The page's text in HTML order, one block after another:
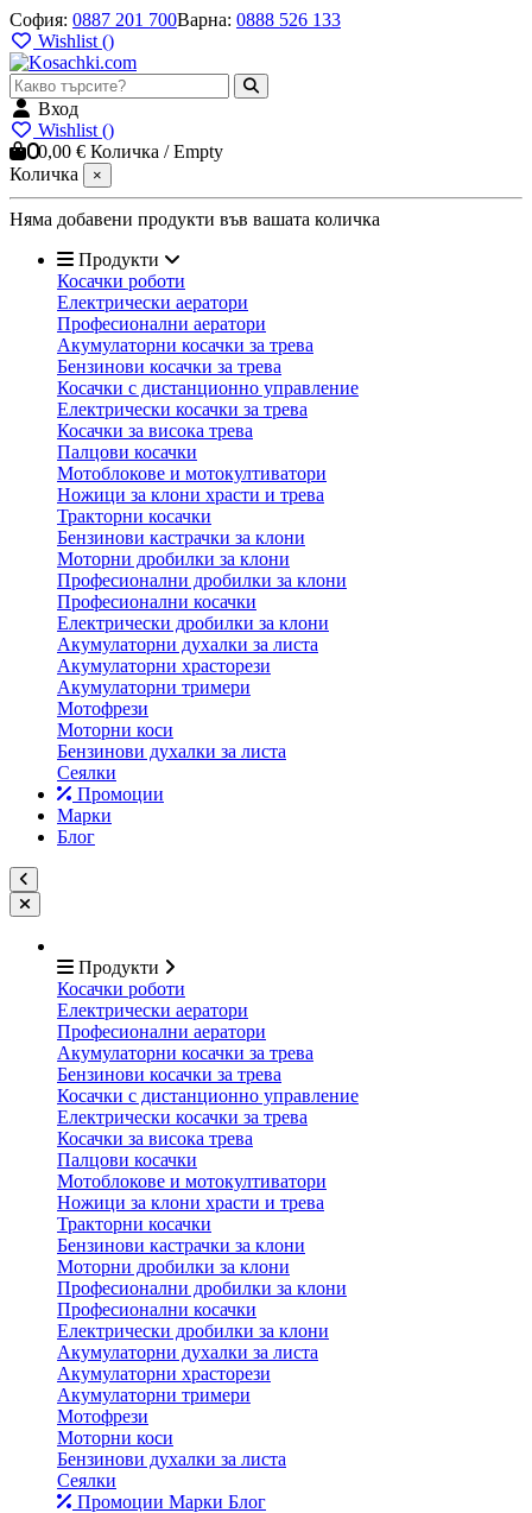
София: 0887 201 700Варна: 0888 526 133
Wishlist ()
Вход
Wishlist ()
00,00 € Количка /Empty
Количка
×
Няма добавени продукти във вашата количка
Продукти
Косачки роботи
Електрически аератори
Професионални аератори
Акумулаторни косачки за трева
Бензинови косачки за трева
Косачки с дистанционно управление
Електрически косачки за трева
Косачки за висока трева
Палцови косачки
Мотоблокове и мотокултиватори
Ножици за клони храсти и трева
Тракторни косачки
Бензинови кастрачки за клони
Моторни дробилки за клони
Професионални дробилки за клони
Професионални косачки
Електрически дробилки за клони
Акумулаторни духалки за листа
Акумулаторни храсторези
Акумулаторни тримери
Мотофрези
Моторни коси
Бензинови духалки за листа
Сеялки
Промоции
Марки
Блог
Продукти
Косачки роботи
Електрически аератори
Професионални аератори
Акумулаторни косачки за трева
Бензинови косачки за трева
Косачки с дистанционно управление
Електрически косачки за трева
Косачки за висока трева
Палцови косачки
Мотоблокове и мотокултиватори
Ножици за клони храсти и трева
Тракторни косачки
Бензинови кастрачки за клони
Моторни дробилки за клони
Професионални дробилки за клони
Професионални косачки
Електрически дробилки за клони
Акумулаторни духалки за листа
Акумулаторни храсторези
Акумулаторни тримери
Мотофрези
Моторни коси
Бензинови духалки за листа
Сеялки
Промоции Марки Блог